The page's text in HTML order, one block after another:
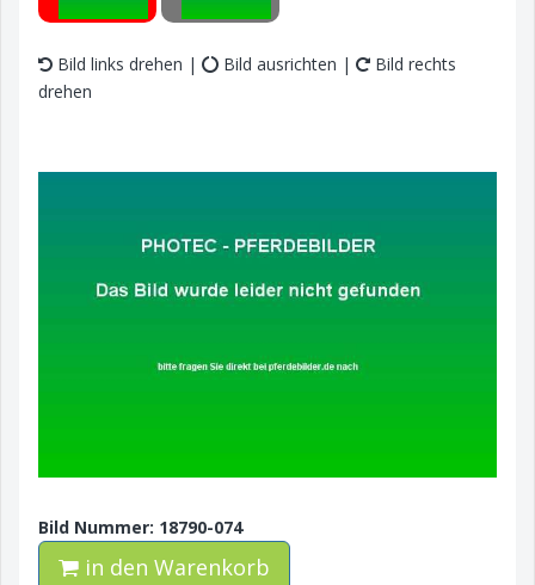
Bild links drehen | Bild ausrichten |
Bild rechts
drehen
Bild Nummer: 18790-074
in den Warenkorb